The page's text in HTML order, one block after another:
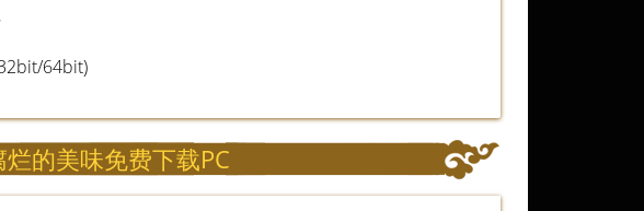
64bit)
烂的美味免费下载PC